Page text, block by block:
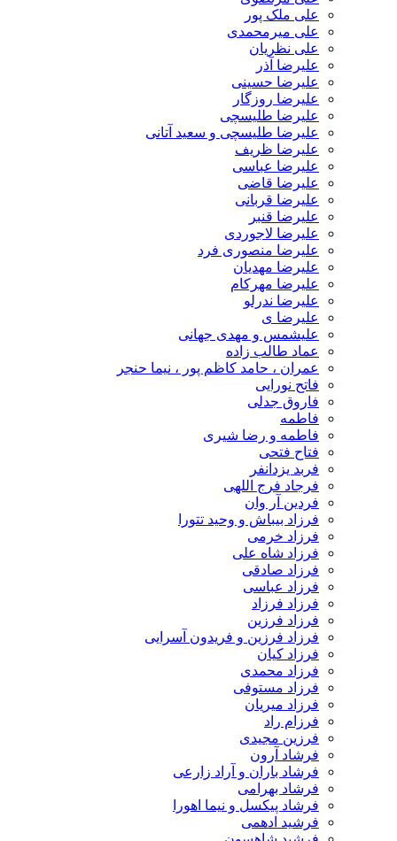
علی ملک پور
علی میرمحمدی
علی نظریان
علیرضا آذر
علیرضا حسینی
علیرضا روزگار
علیرضا طلیسچی
علیرضا طلیسچی و سعید آتانی
علیرضا ظریف
علیرضا عباسی
علیرضا قاضی
علیرضا قربانی
علیرضا قنبر
علیرضا لاجوردی
علیرضا منصوری فرد
علیرضا مهدیان
علیرضا مهرکام
علیرضا ندرلو
علیرضا ی
علیشمس و مهدی جهانی
عماد طالب زاده
عمران ، حامد کاظم پور ، نیما حنجر
فاتح نورایی
فاروق جدلی
فاطمه
فاطمه و رضا شیری
فتاح فتحی
فربد یزدانفر
فرجاد فرج اللهی
فردین آر وان
فرزاد بیباش و وحید تتورا
فرزاد خرمی
فرزاد شاه علی
فرزاد صادقی
فرزاد عباسی
فرزاد فرزاد
فرزاد فرزین
فرزاد فرزین و فریدون آسرایی
فرزاد کیان
فرزاد محمدی
فرزاد مستوفی
فرزاد میریان
فرزام راد
فرزین مجیدی
فرشاد آرون
فرشاد باران و آراد زارعی
فرشاد بهرامی
فرشاد پیکسل و نیما اهورا
فرشید ادهمی